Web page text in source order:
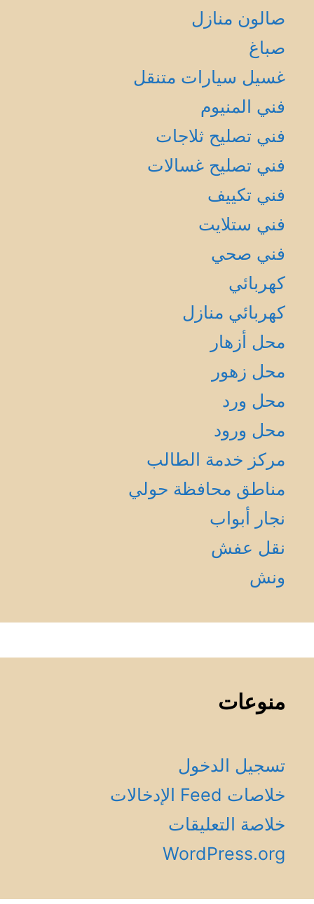
صالون منازل
صباغ
غسيل سيارات متنقل
فني المنيوم
فني تصليح ثلاجات
فني تصليح غسالات
فني تكييف
فني ستلايت
فني صحي
كهربائي
كهربائي منازل
محل أزهار
محل زهور
محل ورد
محل ورود
مركز خدمة الطالب
مناطق محافظة حولي
نجار أبواب
نقل عفش
ونش
منوعات
تسجيل الدخول
خلاصات Feed الإدخالات
خلاصة التعليقات
WordPress.org